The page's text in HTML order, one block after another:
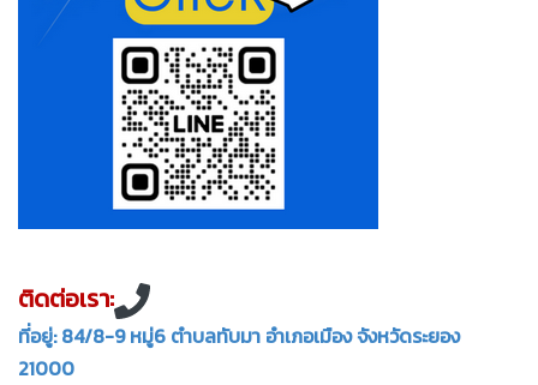
ติดต่อเรา:
ที่อยู่: 84/8-9 หมู่6 ตำบลทับมา อำเภอเมือง จังหวัดระยอง
21000